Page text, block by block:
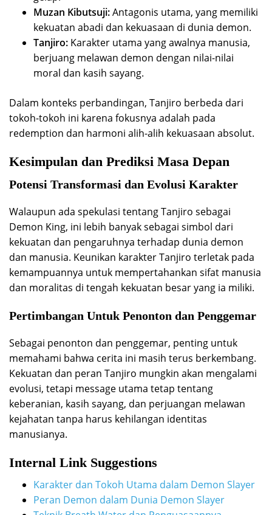
Muzan Kibutsuji:Antagonis utama, yang memiliki
kekuatan abadi dan kekuasaan di dunia demon.
Tanjiro: Karakter utama yang awalnya manusia,
berjuang melawan demon dengan nilai-nilai
moral dan kasih sayang.
Dalam konteks perbandingan, Tanjiro berbeda dari
tokoh-tokoh ini karena fokusnya adalah pada
redemption dan harmoni alih-alih kekuasaan absolut.
Kesimpulan dan Prediksi Masa Depan
Potensi Transformasi dan Evolusi Karakter
Walaupun ada spekulasi tentang Tanjiro sebagai
Demon King, ini lebih banyak sebagai simbol dari
kekuatan dan pengaruhnya terhadap dunia demon
dan manusia. Keunikan karakter Tanjiro terletak pada
kemampuannya untuk mempertahankan sifat manusia
dan moralitas di tengah kekuatan besar yang ia miliki.
Pertimbangan Untuk Penonton dan Penggemar
Sebagai penonton dan penggemar, penting untuk
memahami bahwa cerita ini masih terus berkembang.
Kekuatan dan peran Tanjiro mungkin akan mengalami
evolusi, tetapi message utama tetap tentang
keberanian, kasih sayang, dan perjuangan melawan
kejahatan tanpa harus kehilangan identitas
manusianya.
Internal Link Suggestions
Karakter dan Tokoh Utama dalam Demon Slayer
Peran Demon dalam Dunia Demon Slayer